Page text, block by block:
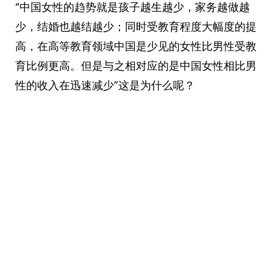
“中国女性的趋势就是孩子越生越少，家务越做越
少，结婚也越结越少；同时受教育程度大幅度的提
高，在高等教育领域中国是少见的女性比男性受教
育比例更高。但是与之相对应的是中国女性相比男
性的收入在迅速减少”这是为什么呢？